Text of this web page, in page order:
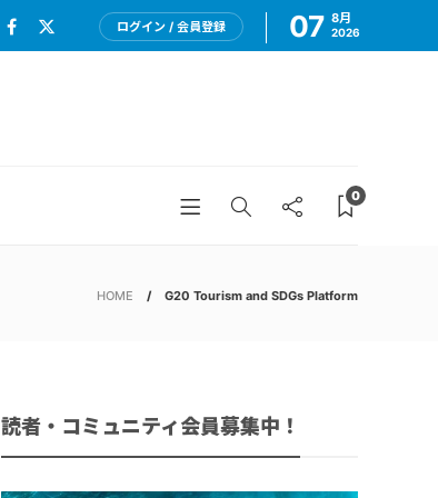
ログイン / 会員登録 07 8月
2026
0
HOME G20 Tourism and SDGs Platform
読者・コミュニティ会員募集中！